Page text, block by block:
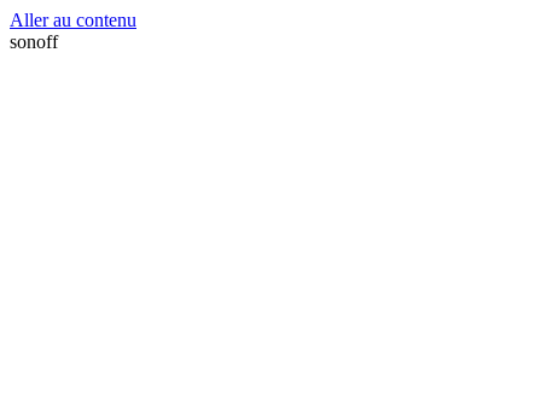
Aller au contenu
sonoff